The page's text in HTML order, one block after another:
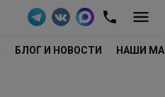
БЛОГ И НОВОСТИ НАШИ